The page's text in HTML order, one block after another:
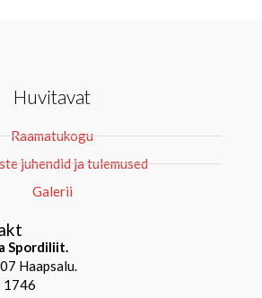
Huvitavat
Raamatukogu
juhendid ja tulemused
Galerii
Spordiliit.
Haapsalu.
1746